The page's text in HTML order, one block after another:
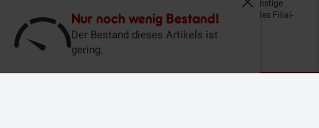
Nur noch wenig Bestand!
Der Bestand dieses Artikels ist
gering.
Fenster
einlösbar. Nicht mit anderen Aktionsvorteilen (PAYBACK oder sonstige
Shop-Aktionen) kombinierbar. Der jeweilige Gültigkeitszeitraum des Filial-
Gutscheins ist darauf vermerkt.